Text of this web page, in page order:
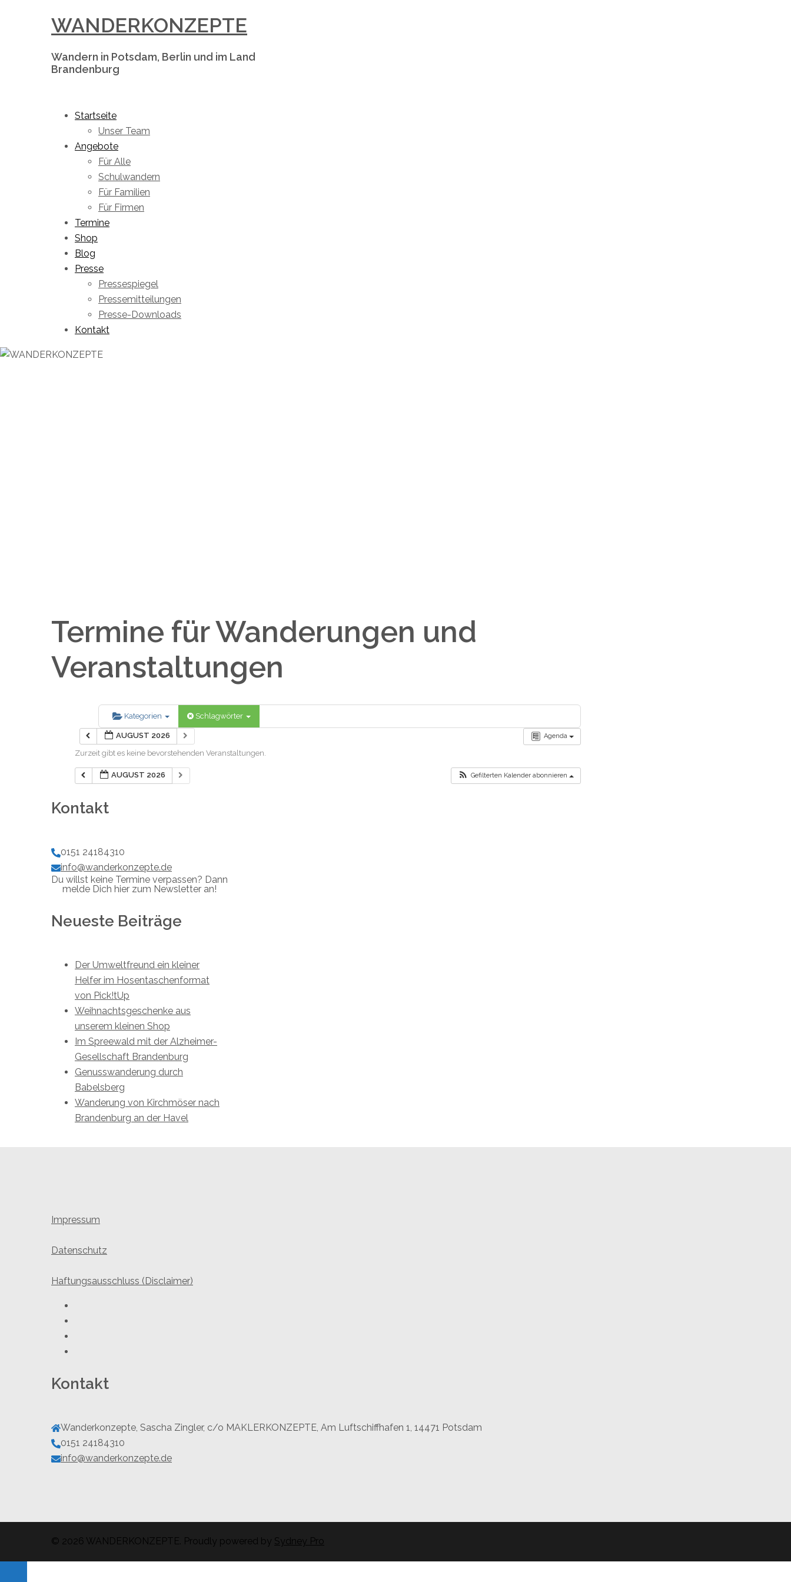
WANDERKONZEPTE
Wandern in Potsdam, Berlin und im Land
Brandenburg
Startseite
Unser Team
Angebote
Für Alle
Schulwandern
Für Familien
Für Firmen
Termine
Shop
Blog
Presse
Pressespiegel
Pressemitteilungen
Presse-Downloads
Kontakt
Termine für Wanderungen und
Veranstaltungen
Kategorien Schlagwörter
Agenda
AUGUST 2026
Zurzeit gibt es keine bevorstehenden Veranstaltungen.
AUGUST 2026 Gefilterten Kalender abonnieren
Kontakt
0151 24184310
info@wanderkonzepte.de
Du willst keine Termine verpassen? Dann
melde Dich hier zum Newsletter an!
Neueste Beiträge
Der Umweltfreund ein kleiner
Helfer im Hosentaschenformat
von Pick!tUp
Weihnachtsgeschenke aus
unserem kleinen Shop
Im Spreewald mit der Alzheimer-
Gesellschaft Brandenburg
Genusswanderung durch
Babelsberg
Wanderung von Kirchmöser nach
Brandenburg an der Havel
Impressum
Datenschutz
Haftungsausschluss (Disclaimer)
Kontakt
Wanderkonzepte, Sascha Zingler, c/o MAKLERKONZEPTE, Am Luftschiffhafen 1, 14471 Potsdam
0151 24184310
info@wanderkonzepte.de
© 2026 WANDERKONZEPTE. Proudly powered by Sydney Pro